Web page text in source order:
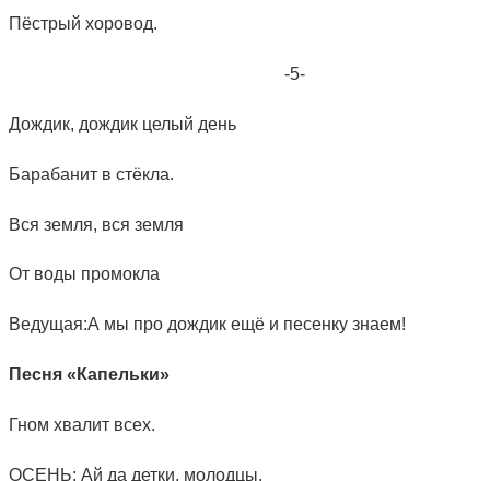
Пёстрый хоровод.
-5-
Дождик, дождик целый день
Барабанит в стёкла.
Вся земля, вся земля
От воды промокла
Ведущая:А мы про дождик ещё и песенку знаем!
Песня «Капельки»
Гном хвалит всех.
ОСЕНЬ: Ай да детки, молодцы,